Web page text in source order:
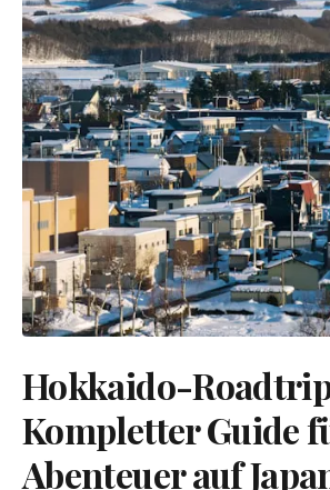
Hokkaido-
Kompletter Guide
Abenteuer auf